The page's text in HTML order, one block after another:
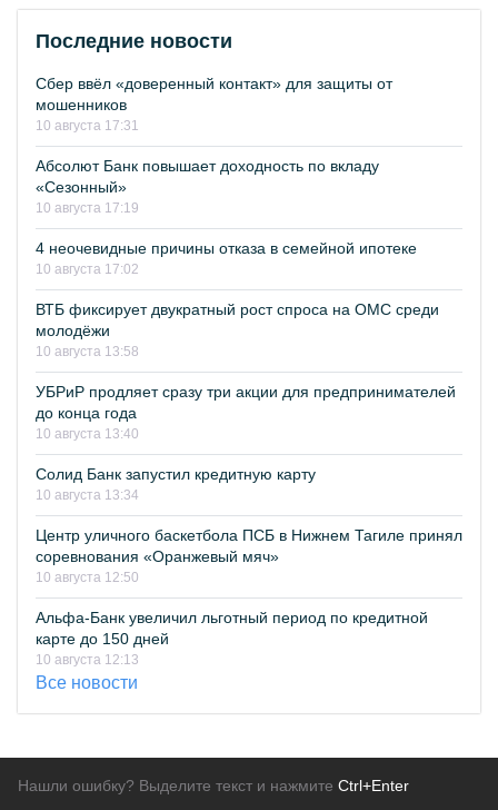
Последние новости
Сбер ввёл «доверенный контакт» для защиты от
мошенников
10 августа 17:31
Абсолют Банк повышает доходность по вкладу
«Сезонный»
10 августа 17:19
4 неочевидные причины отказа в семейной ипотеке
10 августа 17:02
ВТБ фиксирует двукратный рост спроса на ОМС среди
молодёжи
10 августа 13:58
УБРиР продляет сразу три акции для предпринимателей
до конца года
10 августа 13:40
Солид Банк запустил кредитную карту
10 августа 13:34
Центр уличного баскетбола ПСБ в Нижнем Тагиле принял
соревнования «Оранжевый мяч»
10 августа 12:50
Альфа-Банк увеличил льготный период по кредитной
карте до 150 дней
10 августа 12:13
Все новости
Нашли ошибку? Выделите текст и нажмите Ctrl+Enter